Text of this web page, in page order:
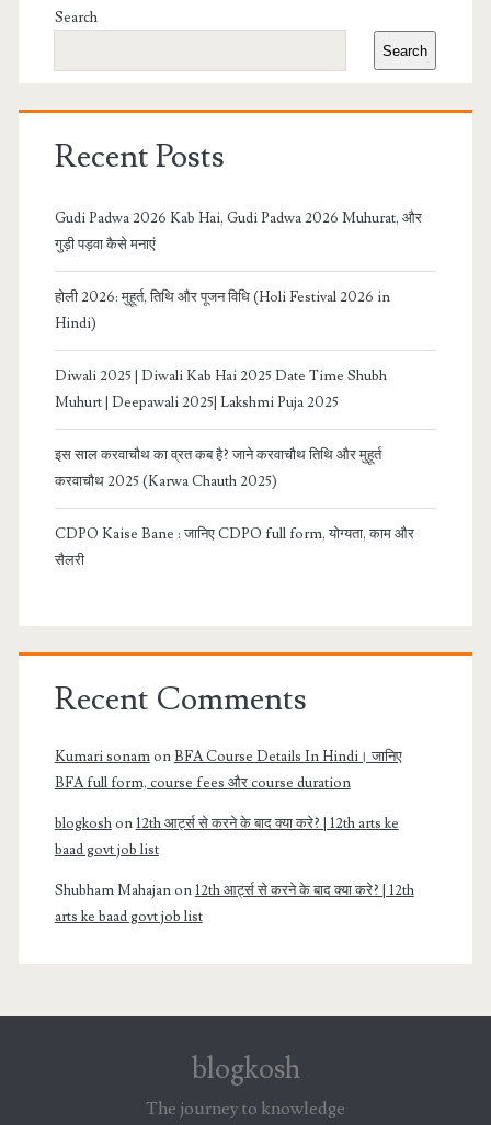
Sidebar
Search
Search
Recent Posts
Gudi Padwa 2026 Kab Hai, Gudi Padwa 2026 Muhurat, और
गुड़ी पड़वा कैसे मनाएं
होली 2026: मुहूर्त, तिथि और पूजन विधि (Holi Festival 2026 in
Hindi)
Diwali 2025 | Diwali Kab Hai 2025 Date Time Shubh
Muhurt | Deepawali 2025| Lakshmi Puja 2025
इस साल करवाचौथ का व्रत कब है? जाने करवाचौथ तिथि और मुहूर्त
करवाचौथ 2025 (Karwa Chauth 2025)
CDPO Kaise Bane : जानिए CDPO full form, योग्यता, काम और
सैलरी
Recent Comments
Kumari sonamonBFA Course Details In Hindi। जानिए
BFA full form, course fees और course duration
blogkoshon12th आर्ट्स से करने के बाद क्या करे? | 12th arts ke
baad govt job list
Shubham Mahajanon12th आर्ट्स से करने के बाद क्या करे? | 12th
arts ke baad govt job list
blogkosh
The journey to knowledge